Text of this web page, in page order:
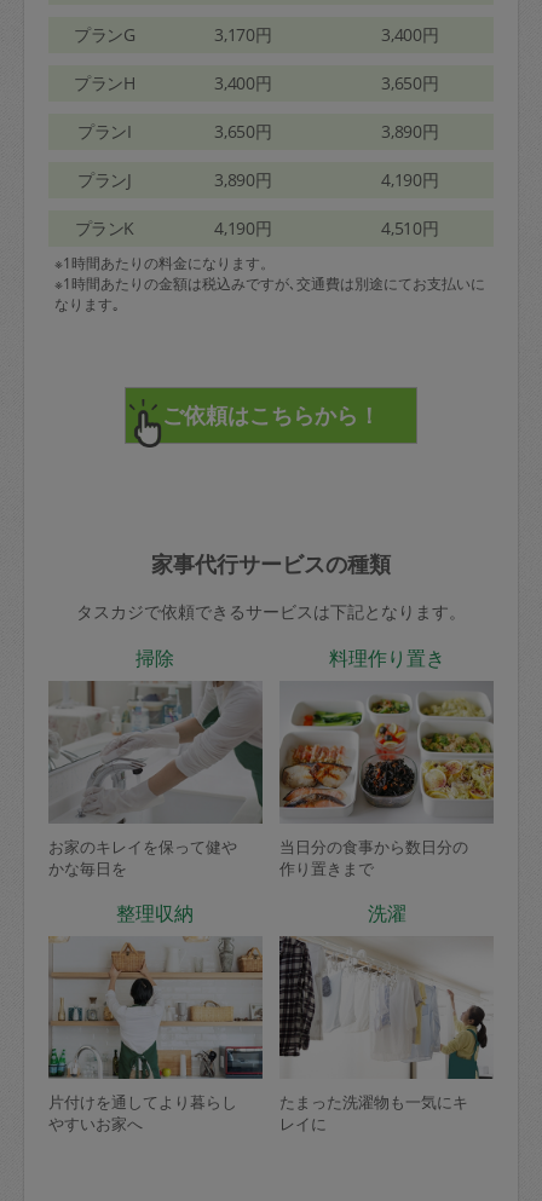
プランG 3,170円 3,400円
プランH 3,400円 3,650円
プランI 3,650円 3,890円
プランJ 3,890円 4,190円
プランK 4,190円 4,510円
※1時間あたりの料金になります。
※1時間あたりの金額は税込みですが､交通費は別途にてお支払いに
なります｡
家事代行サービスの種類
タスカジで依頼できるサービスは下記となります。
掃除
お家のキレイを保って健や
かな毎日を
料理作り置き
当日分の食事から数日分の
作り置きまで
整理収納
片付けを通してより暮らし
やすいお家へ
洗濯
たまった洗濯物も一気にキ
レイに